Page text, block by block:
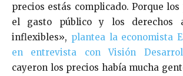
precios estás complicado. Porque
el gasto público y los derechos
inflexibles», plantea la economista
en entrevista con Visión
cayeron los precios había mucha